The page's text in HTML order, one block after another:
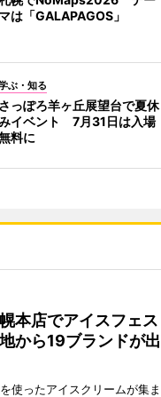
マは「GALAPAGOS」
ぶ・知る
さっぽろ羊ヶ丘展望台で夏休
イベント 7月31日は入場
料に
本店でアイスフェス
から19ブランドが出
使ったアイスクリームが集ま